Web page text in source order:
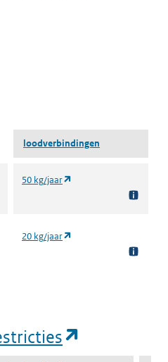
loodverbindingen
50 kg/jaar
20 kg/jaar